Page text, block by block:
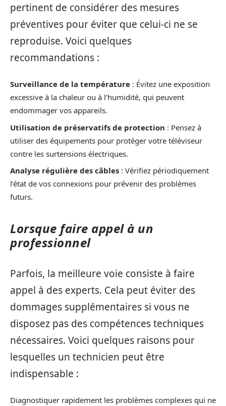
pertinent de considérer des mesures
préventives pour éviter que celui-ci ne se
reproduise. Voici quelques
recommandations :
Surveillance de la température : Évitez une exposition
excessive à la chaleur ou à l’humidité, qui peuvent
endommager vos appareils.
Utilisation de préservatifs de protection : Pensez à
utiliser des équipements pour protéger votre téléviseur
contre les surtensions électriques.
Analyse régulière des câbles : Vérifiez périodiquement
l’état de vos connexions pour prévenir des problèmes
futurs.
Lorsque faire appel à un
professionnel
Parfois, la meilleure voie consiste à faire
appel à des experts. Cela peut éviter des
dommages supplémentaires si vous ne
disposez pas des compétences techniques
nécessaires. Voici quelques raisons pour
lesquelles un technicien peut être
indispensable :
Diagnostiquer rapidement les problèmes complexes qui ne